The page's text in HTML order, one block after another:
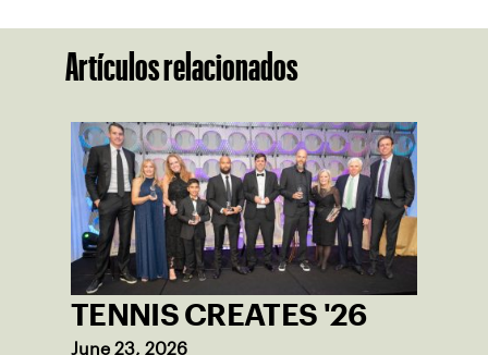
Artículos relacionados
TENNIS CREATES '26
June 23, 2026